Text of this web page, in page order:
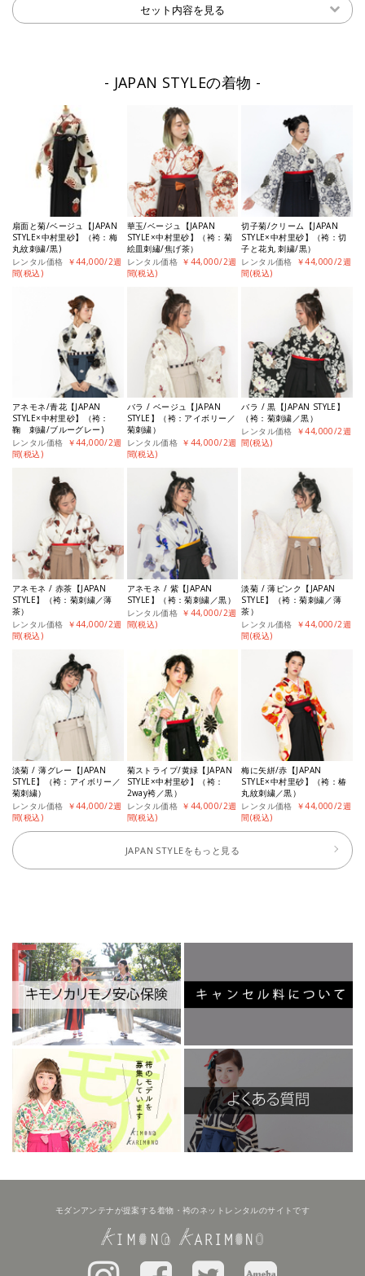
セット内容を見る
JAPAN STYLEの着物
扇面と菊/ベージュ【JAPAN
STYLE×中村里砂】（袴：梅
丸紋刺繍/黒)
レンタル価格 ￥44,000/2週
間(税込)
華玉/ベージュ【JAPAN
STYLE×中村里砂】（袴：菊
絵皿刺繡/焦げ茶）
レンタル価格 ￥44,000/2週
間(税込)
切子菊/クリーム【JAPAN
STYLE×中村里砂】（袴：切
子と花丸 刺繍/黒）
レンタル価格 ￥44,000/2週
間(税込)
アネモネ/青花【JAPAN
STYLE×中村里砂】（袴：
鞠 刺繍/ブルーグレー)
レンタル価格 ￥44,000/2週
間(税込)
バラ / ベージュ【JAPAN
STYLE】（袴：アイボリー／
菊刺繍）
レンタル価格 ￥44,000/2週
間(税込)
バラ / 黒【JAPAN STYLE】
（袴：菊刺繍／黒）
レンタル価格 ￥44,000/2週
間(税込)
アネモネ / 赤茶【JAPAN
STYLE】（袴：菊刺繍／薄
茶）
レンタル価格 ￥44,000/2週
間(税込)
アネモネ / 紫【JAPAN
STYLE】（袴：菊刺繍／黒）
レンタル価格 ￥44,000/2週
間(税込)
淡菊 / 薄ピンク【JAPAN
STYLE】（袴：菊刺繍／薄
茶）
レンタル価格 ￥44,000/2週
間(税込)
淡菊 / 薄グレー【JAPAN
STYLE】（袴：アイボリー／
菊刺繍）
レンタル価格 ￥44,000/2週
間(税込)
菊ストライプ/黄緑【JAPAN
STYLE×中村里砂】（袴：
2way袴／黒）
レンタル価格 ￥44,000/2週
間(税込)
梅に矢絣/赤【JAPAN
STYLE×中村里砂】（袴：椿
丸紋刺繍／黒）
レンタル価格 ￥44,000/2週
間(税込)
JAPAN STYLEをもっと見る
モダンアンテナが提案する着物・袴のネットレンタルのサイトです